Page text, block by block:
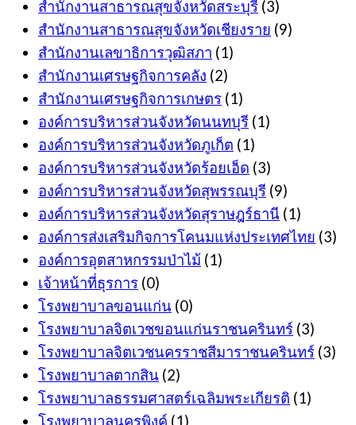
สำนักงานสาธารณสุขจังหวัดสระบุรี (3)
สำนักงานสาธารณสุขจังหวัดเชียงราย (9)
สำนักงานเลขาธิการวุฒิสภา (1)
สำนักงานเศรษฐกิจการคลัง (2)
สำนักงานเศรษฐกิจการเกษตร (1)
องค์การบริหารส่วนจังหวัดนนทบุรี (1)
องค์การบริหารส่วนจังหวัดภูเก็ต (1)
องค์การบริหารส่วนจังหวัดร้อยเอ็ด (3)
องค์การบริหารส่วนจังหวัดสุพรรณบุรี (9)
องค์การบริหารส่วนจังหวัดสุราษฎร์ธานี (1)
องค์การส่งเสริมกิจการโคนมแห่งประเทศไทย (3)
องค์การอุตสาหกรรมป่าไม้ (1)
เจ้าหน้าที่ธุรการ (0)
โรงพยาบาลขอนแก่น (0)
โรงพยาบาลจิตเวชขอนแก่นราชนครินทร์ (3)
โรงพยาบาลจิตเวชนครราชสีมาราชนครินทร์ (3)
โรงพยาบาลตากสิน (2)
โรงพยาบาลธรรมศาสตร์เฉลิมพระเกียรติ (1)
โรงพยาบาลนครพิงค์ (1)